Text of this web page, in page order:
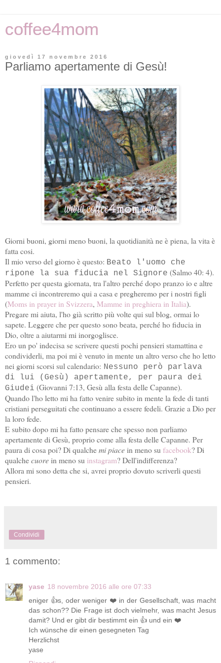
coffee4mom
giovedì 17 novembre 2016
Parliamo apertamente di Gesù!
Giorni buoni, giorni meno buoni, la quotidianità ne è piena, la vita è
fatta cosi.
Il mio verso del giorno è questo: Beato l'uomo che
ripone la sua fiducia nel Signore (Salmo 40: 4).
Perfetto per questa giornata, tra l'altro perché dopo pranzo io e altre
mamme ci incontreremo qui a casa e pregheremo per i nostri figli
(Moms in prayer in Svizzera, Mamme in preghiera in Italia).
Pregare mi aiuta, l'ho già scritto più volte qui sul blog, ormai lo
sapete. Leggere che per questo sono beata, perché ho fiducia in
Dio, oltre a aiutarmi mi inorgoglisce.
Ero un po' indecisa se scrivere questi pochi pensieri stamattina e
condividerli, ma poi mi è venuto in mente un altro verso che ho letto
nei giorni scorsi sul calendario: Nessuno però parlava
di lui (Gesù) apertamente, per paura dei
Giudei (Giovanni 7:13, Gesù alla festa delle Capanne).
Quando l'ho letto mi ha fatto venire subito in mente la fede di tanti
cristiani perseguitati che continuano a essere fedeli. Grazie a Dio per
la loro fede.
E subito dopo mi ha fatto pensare che spesso non parliamo
apertamente di Gesù, proprio come alla festa delle Capanne. Per
paura di cosa poi? Di qualchemi piacein meno su facebook? Di
qualchecuorein meno su instagram? Dell'indifferenza?
Allora mi sono detta che si, avrei proprio dovuto scriverli questi
pensieri.
Condividi
1 commento:
yase 18 novembre 2016 alle ore 07:33
eniger 👍s, oder weniger ❤️ in der Gesellschaft, was macht
das schon?? Die Frage ist doch vielmehr, was macht Jesus
damit? Und er gibt dir bestimmt ein 👍 und ein ❤️
Ich wünsche dir einen gesegneten Tag
Herzlichst
yase